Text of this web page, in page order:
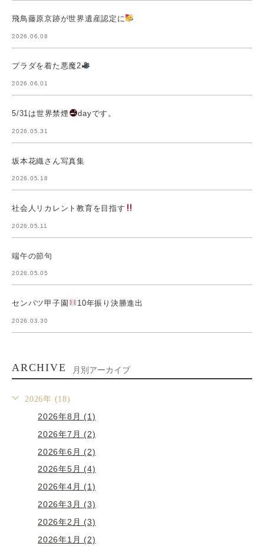
飛鳥藤原京跡が世界遺産認定に
2026.06.08
プラダを着た悪魔2
2026.06.01
5/31は世界禁煙 dayです。
2026.05.31
坂本花織さん写真集
2026.05.18
社会人リカレント教育を目指す
2026.05.11
端午の節句
2026.05.05
センバツ甲子園 10年振り決勝進出
2026.03.30
ARCHIVE 月別アーカイブ
2026年 (18)
2026年8月 (1)
2026年7月 (2)
2026年6月 (2)
2026年5月 (4)
2026年4月 (1)
2026年3月 (3)
2026年2月 (3)
2026年1月 (2)